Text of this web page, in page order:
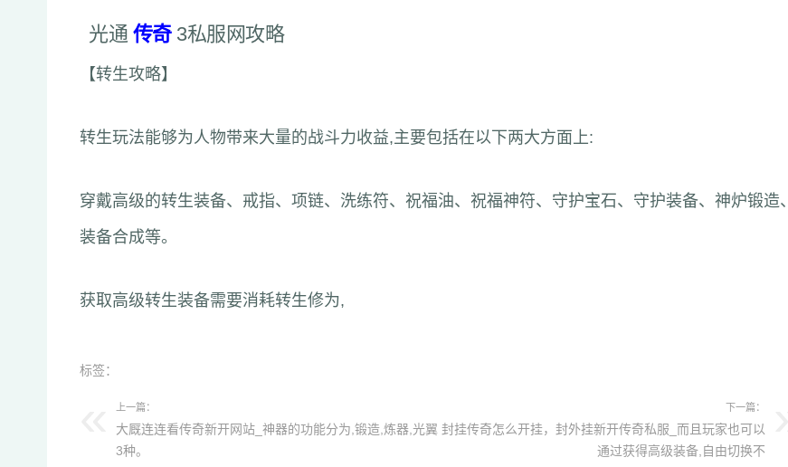
光通 传奇 3私服网攻略
【转生攻略】
转生玩法能够为人物带来大量的战斗力收益,主要包括在以下两大方面上:
穿戴高级的转生装备、戒指、项链、洗练符、祝福油、祝福神符、守护宝石、守护装备、神炉锻造、
装备合成等。
获取高级转生装备需要消耗转生修为,
标签：
上一篇：
大厩连连看传奇新开网站_神器的功能分为,锻造,炼器,光翼
3种。
下一篇：
封挂传奇怎么开挂，封外挂新开传奇私服_而且玩家也可以
通过获得高级装备,自由切换不